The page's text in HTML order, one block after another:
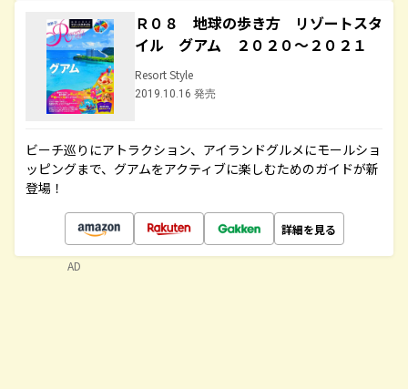
Ｒ０８ 地球の歩き方 リゾートスタ
イル グアム ２０２０～２０２１
Resort Style
2019.10.16 発売
ビーチ巡りにアトラクション、アイランドグルメにモールショ
ッピングまで、グアムをアクティブに楽しむためのガイドが新
登場！
詳細を見る
AD